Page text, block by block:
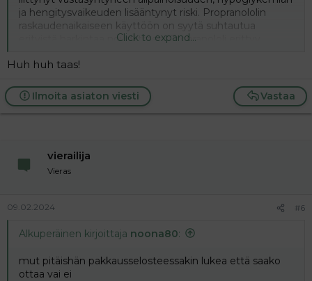
ja hengitysvaikeuden lisääntynyt riski. Propranololin
raskaudenaikaiseen käyttöön on syytä suhtautua
erityistä harkintaa noudattaen. Propranololi erittyy
aiheuttamat mahdolliset vaikutukset lapsessa ovat hyvin
Click to expand...
Huh huh taas!
Vastaa
Ilmoita asiaton viesti
vierailija
Vieras
09.02.2024 #6
Alkuperäinen kirjoittaja noona80:
mut pitäishän pakkausselosteessakin lukea että saako
ottaa vai ei